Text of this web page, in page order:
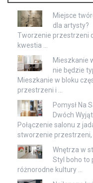
Miejsce
dla artysty?
Tworzenie przestrzeni
kwestia …
Mieszkanie
nie będzie
Mieszkanie w bloku
przestrzeni i …
Pomysł Na
Dwóch
Połączenie salonu z
stworzenie przestrzeni,
Wnętrza w
Styl boho to
różnorodne kultury …